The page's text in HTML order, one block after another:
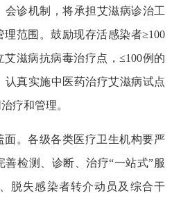
诊机制，将承担艾滋病诊治工
范围。鼓励现存活感染者≥100
滋病抗病毒治疗点，≤100例的
真实施中医药治疗艾滋病试点
疗和管理。
面。各级各类医疗卫生机构要严
检测、诊断、治疗“一站式”服
脱失感染者转介动员及综合干